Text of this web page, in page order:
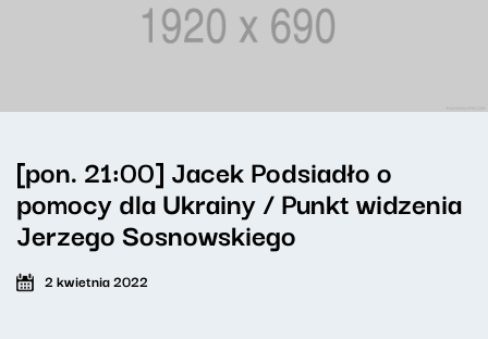
[pon. 21:00] Jacek Podsiadło o
pomocy dla Ukrainy / Punkt widzenia
Jerzego Sosnowskiego
2 kwietnia 2022